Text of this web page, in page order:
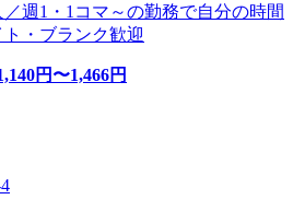
週1・1コマ～の勤務で自分の時間
・ブランク歓迎
円〜1,466円